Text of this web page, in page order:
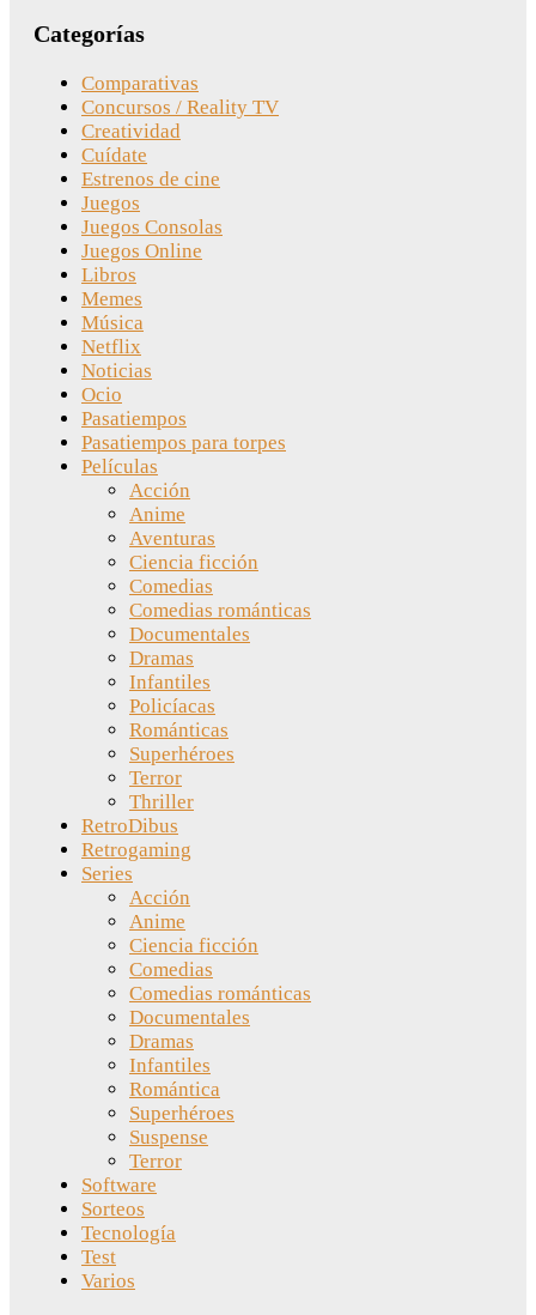
Categorías
Comparativas
Concursos / Reality TV
Creatividad
Cuídate
Estrenos de cine
Juegos
Juegos Consolas
Juegos Online
Libros
Memes
Música
Netflix
Noticias
Ocio
Pasatiempos
Pasatiempos para torpes
Películas
Acción
Anime
Aventuras
Ciencia ficción
Comedias
Comedias románticas
Documentales
Dramas
Infantiles
Policíacas
Románticas
Superhéroes
Terror
Thriller
RetroDibus
Retrogaming
Series
Acción
Anime
Ciencia ficción
Comedias
Comedias románticas
Documentales
Dramas
Infantiles
Romántica
Superhéroes
Suspense
Terror
Software
Sorteos
Tecnología
Test
Varios